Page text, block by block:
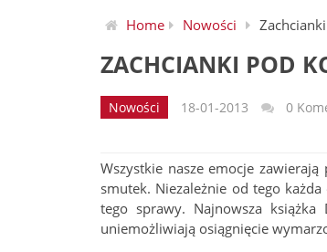
Home Nowości
ZACHCIANKI POD
Nowości 18-01-2013 0
Wszystkie nasze emocje
smutek. Niezależnie od tego
tego sprawy. Najnowsza
uniemożliwiają osiągnięcie